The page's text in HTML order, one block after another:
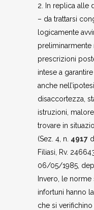
2. In replica alle
– da trattarsi
logicamente
preliminarmente
prescrizioni
intese a
anche
disaccortezza,
istruzioni,
trovare in
(Sez. 4, n. 4917
Filiasi, Rv.
06/05/1985, dep.
Invero, le
infortuni hanno
che si